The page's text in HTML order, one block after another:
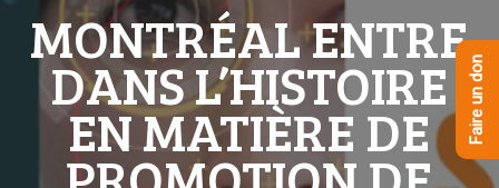
MONTRÉAL ENTRE
DANS L’HISTOIRE
EN MATIÈRE DE Faire un don